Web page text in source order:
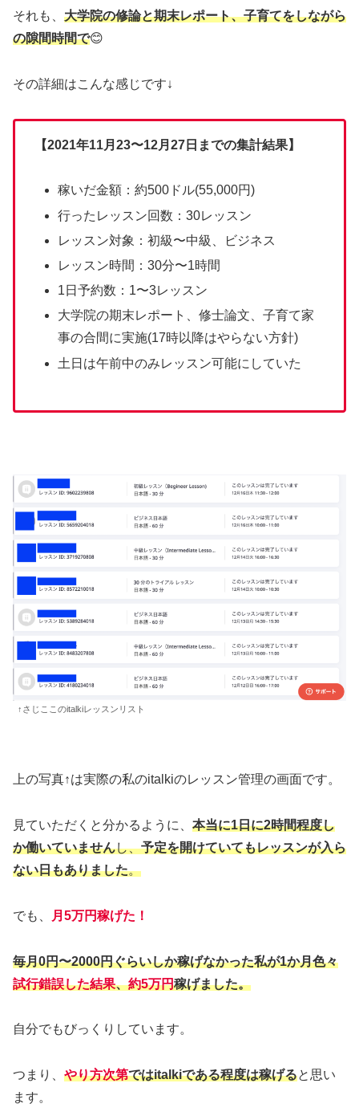
それも、 大学院の修論と期末レポート、子育てをしながら
の隙間時間で😊
その詳細はこんな感じです↓
【2021年11月23〜12月27日までの集計結果】
稼いだ金額：約500ドル(55,000円)
行ったレッスン回数：30レッスン
レッスン対象：初級〜中級、ビジネス
レッスン時間：30分〜1時間
1日予約数：1〜3レッスン
大学院の期末レポート、修士論文、子育て家
事の合間に実施(17時以降はやらない方針)
土日は午前中のみレッスン可能にしていた
↑さじここのitalkiレッスンリスト
上の写真↑は実際の私のitalkiのレッスン管理の画面です。
見ていただくと分かるように、 本当に1日に2時間程度し
か働いていませんし、予定を開けていてもレッスンが入ら
ない日もありました。
でも、 月5万円稼げた！
毎月0円〜2000円ぐらいしか稼げなかった私が1か月色々
試行錯誤した結果、約5万円稼げました。
自分でもびっくりしています。
つまり、 やり方次第ではitalkiである程度は稼げると思い
ます。